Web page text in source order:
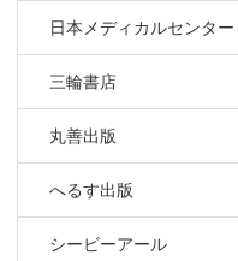
日本メディカルセンター
三輪書店
丸善出版
へるす出版
シービーアール